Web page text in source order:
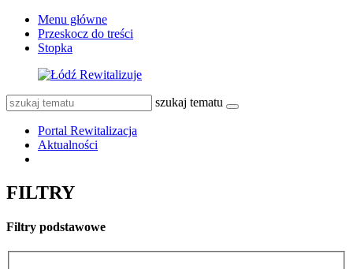
Menu główne
Przeskocz do treści
Stopka
szukaj tematu
Portal Rewitalizacja
Aktualności
FILTRY
Filtry podstawowe